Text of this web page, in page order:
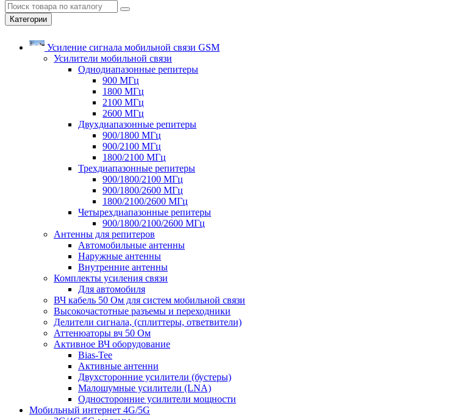
Категории
Усиление сигнала мобильной связи GSM
Усилители мобильной связи
Однодиапазонные репитеры
900 МГц
1800 МГц
2100 МГц
2600 МГц
Двухдиапазонные репитеры
900/1800 МГц
900/2100 МГц
1800/2100 МГц
Трехдиапазонные репитеры
900/1800/2100 МГц
900/1800/2600 МГц
1800/2100/2600 МГц
Четырехдиапазонные репитеры
900/1800/2100/2600 МГц
Антенны для репитеров
Автомобильные антенны
Наружные антенны
Внутренние антенны
Комплекты усиления связи
Для автомобиля
ВЧ кабель 50 Ом для систем мобильной связи
Высокочастотные разъемы и переходники
Делители сигнала, (сплиттеры, ответвители)
Аттенюаторы вч 50 Ом
Активное ВЧ оборудование
Bias-Tee
Активные антенни
Двухсторонние усилители (бустеры)
Малошумные усилители (LNA)
Односторонние усилители мощности
Мобильный интернет 4G/5G